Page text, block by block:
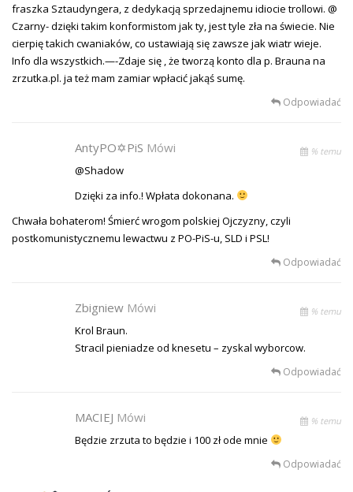
fraszka Sztaudyngera, z dedykacją sprzedajnemu idiocie trollowi. @
Czarny- dzięki takim konformistom jak ty, jest tyle zła na świecie. Nie
cierpię takich cwaniaków, co ustawiają się zawsze jak wiatr wieje.
Info dla wszystkich.—-Zdaje się , że tworzą konto dla p. Brauna na
zrzutka.pl. ja też mam zamiar wpłacić jakąś sumę.
Odpowiadać
AntyPO✡PiS Mówi % temu
@Shadow
Dzięki za info.! Wpłata dokonana.
Chwała bohaterom! Śmierć wrogom polskiej Ojczyzny, czyli
postkomunistycznemu lewactwu z PO-PiS-u, SLD i PSL!
Odpowiadać
Zbigniew Mówi % temu
Krol Braun.
Stracil pieniadze od knesetu – zyskal wyborcow.
Odpowiadać
MACIEJ Mówi % temu
Będzie zrzuta to będzie i 100 zł ode mnie
Odpowiadać